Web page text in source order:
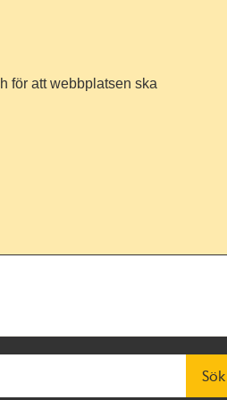
för att webbplatsen ska
Sök